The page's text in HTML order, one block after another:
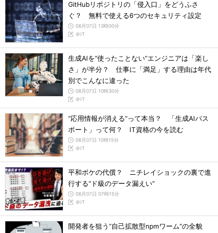
GitHubリポジトリの「侵入口」をどうふさ
ぐ？ 無料で使える6つのセキュリティ設定
08月07日 13時00分
＠IT
生成AIを“使ったことない”エンジニアは「楽し
さ」が半分？ 仕事に「満足」する理由は年代
別でこんなに違った
08月07日 10時30分
＠IT
“応用情報が消える”って本当？ 「生成AIパス
ポート」って何？ IT資格の今を読む
08月07日 10時15分
＠IT
平和ボケの代償？ ニチレイショックの裏で進
行する“ド級のデータ漏えい”
08月07日 07時15分
＠IT
開発者を狙う“自己拡散型npmワーム”の全貌